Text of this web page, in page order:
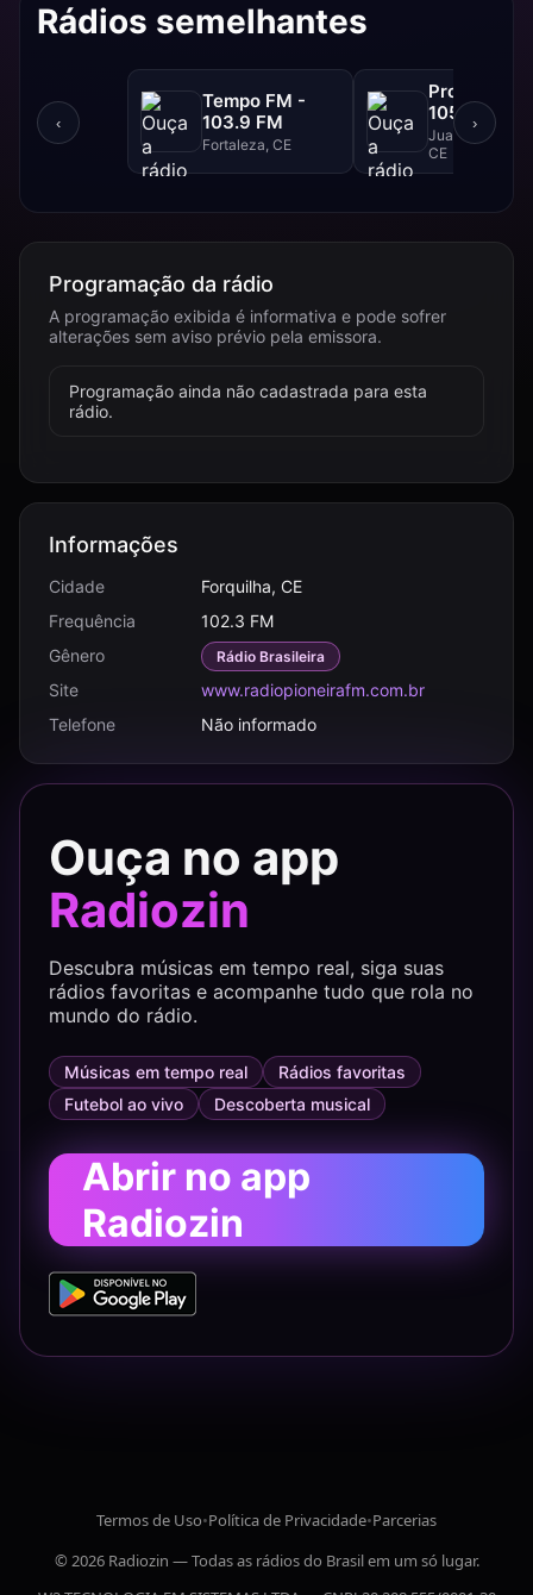
Rádios semelhantes
‹
Tempo FM -
103.9 FM
Fortaleza, CE
Progresso
105.1 FM
Juazeiro Do
CE
›
Programação da rádio
A programação exibida é informativa e pode sofrer
alterações sem aviso prévio pela emissora.
Programação ainda não cadastrada para esta
rádio.
Informações
Cidade
Forquilha, CE
Frequência
102.3 FM
Gênero
Rádio Brasileira
Site
www.radiopioneirafm.com.br
Telefone
Não informado
Ouça no app
Radiozin
Descubra músicas em tempo real, siga suas
rádios favoritas e acompanhe tudo que rola no
mundo do rádio.
Músicas em tempo real
Rádios favoritas
Futebol ao vivo
Descoberta musical
Abrir no app
Radiozin
Termos de Uso•Política de Privacidade•Parcerias
© 2026 Radiozin — Todas as rádios do Brasil em um só lugar.